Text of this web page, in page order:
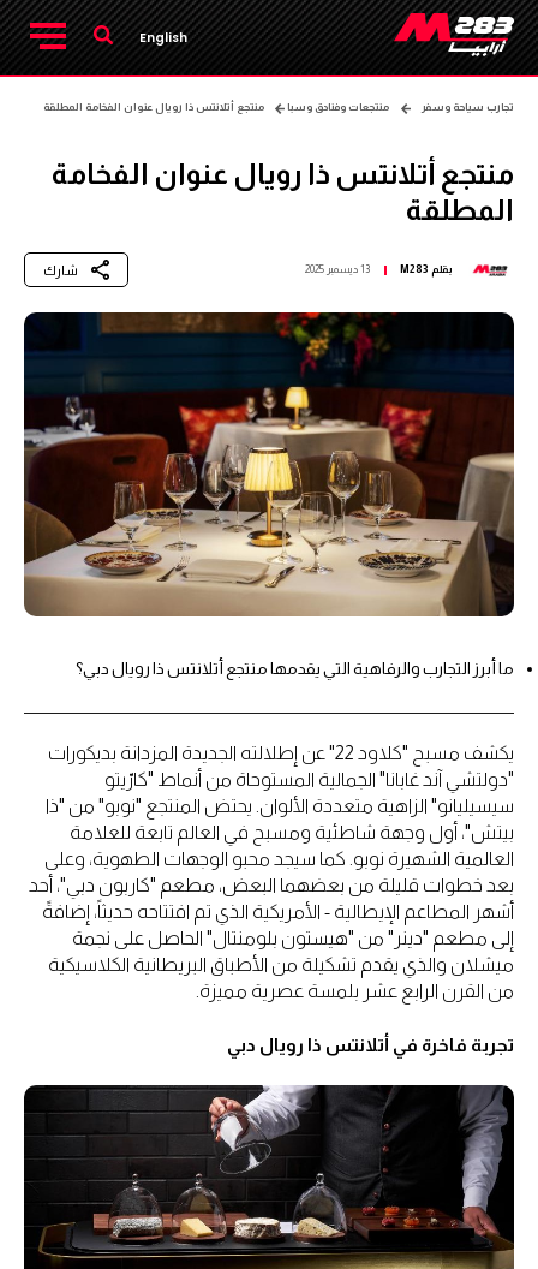
English
تجارب سياحة وسفر منتجعات وفنادق وسبا منتجع أتلانتس ذا رويال عنوان الفخامة المطلقة
منتجع أتلانتس ذا رويال عنوان الفخامة
المطلقة
بقلم M283 13 ديسمبر 2025 شارك
ما أبرز التجارب والرفاهية التي يقدمها منتجع أتلانتس ذا رويال دبي؟
يكشف مسبح "كلاود 22" عن إطلالته الجديدة المزدانة بديكورات
"دولتشي آند غابانا" الجمالية المستوحاة من أنماط "كارّيتو
سيسيليانو" الزاهية متعددة الألوان. يحتض المنتجع "نوبو" من "ذا
بيتش"، أول وجهة شاطئية ومسبح في العالم تابعة للعلامة
العالمية الشهيرة نوبو. كما سيجد محبو الوجهات الطهوية، وعلى
بعد خطوات قليلة من بعضهما البعض، مطعم "كاربون دبي"، أحد
أشهر المطاعم الإيطالية - الأمريكية الذي تم افتتاحه حديثاً، إضافةً
إلى مطعم "دينر" من "هيستون بلومنتال" الحاصل على نجمة
ميشلان والذي يقدم تشكيلة من الأطباق البريطانية الكلاسيكية
من القرن الرابع عشر بلمسة عصرية مميزة.
تجربة فاخرة في أتلانتس ذا رويال دبي